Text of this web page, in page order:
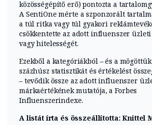
közösségépítő erő) pontozta a
A SentiOne mérte a szponzorált
a túl ritka vagy túl gyakori
csökkentette az adott influenszer
vagy hitelességét.
Ezekből a kategóriákból – és a
százhúsz statisztikát és értékelést
– tevődik össze az adott influenszer
márkaértékének mutatója, a Forbes
Influenszerindexe.
A listát írta és összeállította: Knittel